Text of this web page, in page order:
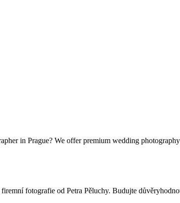
in Prague? We offer premium wedding
fotografie od Petra Pěluchy. Budujte